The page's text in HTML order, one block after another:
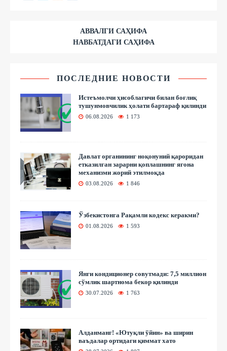
АВВАЛГИ САҲИФА
НАВБАТДАГИ САҲИФА
ПОСЛЕДНИЕ НОВОСТИ
Истеъмолчи ҳисоблагичи билан боғлиқ
тушунмовчилик ҳолати бартараф қилинди
06.08.2026 1 173
Давлат органининг ноқонуний қароридан
етказилган зарарни қоплашнинг ягона
механизми жорий этилмоқда
03.08.2026 1 846
Ўзбекистонга Рақамли кодекс керакми?
01.08.2026 1 593
Янги кондиционер совутмади: 7,5 миллион
сўмлик шартнома бекор қилинди
30.07.2026 1 763
Алданманг! «Ютуқли ўйин» ва ширин
ваъдалар ортидаги қиммат хато